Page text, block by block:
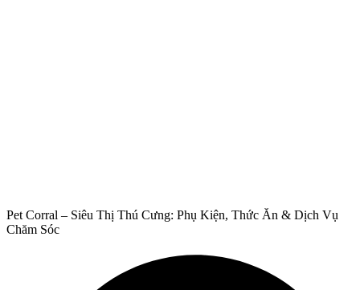
Pet Corral – Siêu Thị Thú Cưng: Phụ Kiện, Thức Ăn & Dịch Vụ
Chăm Sóc